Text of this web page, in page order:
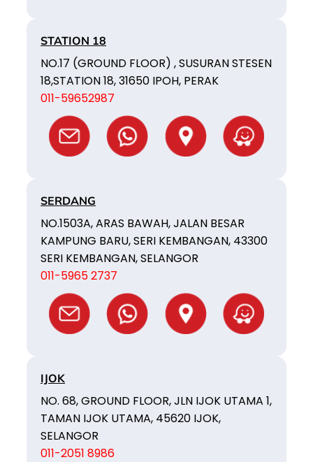
STATION 18
NO.17 (GROUND FLOOR) , SUSURAN STESEN
18,STATION 18, 31650 IPOH, PERAK
011-59652987
SERDANG
NO.1503A, ARAS BAWAH, JALAN BESAR
KAMPUNG BARU, SERI KEMBANGAN, 43300
SERI KEMBANGAN, SELANGOR
011-5965 2737
IJOK
NO. 68, GROUND FLOOR, JLN IJOK UTAMA 1,
TAMAN IJOK UTAMA, 45620 IJOK,
SELANGOR
011-2051 8986